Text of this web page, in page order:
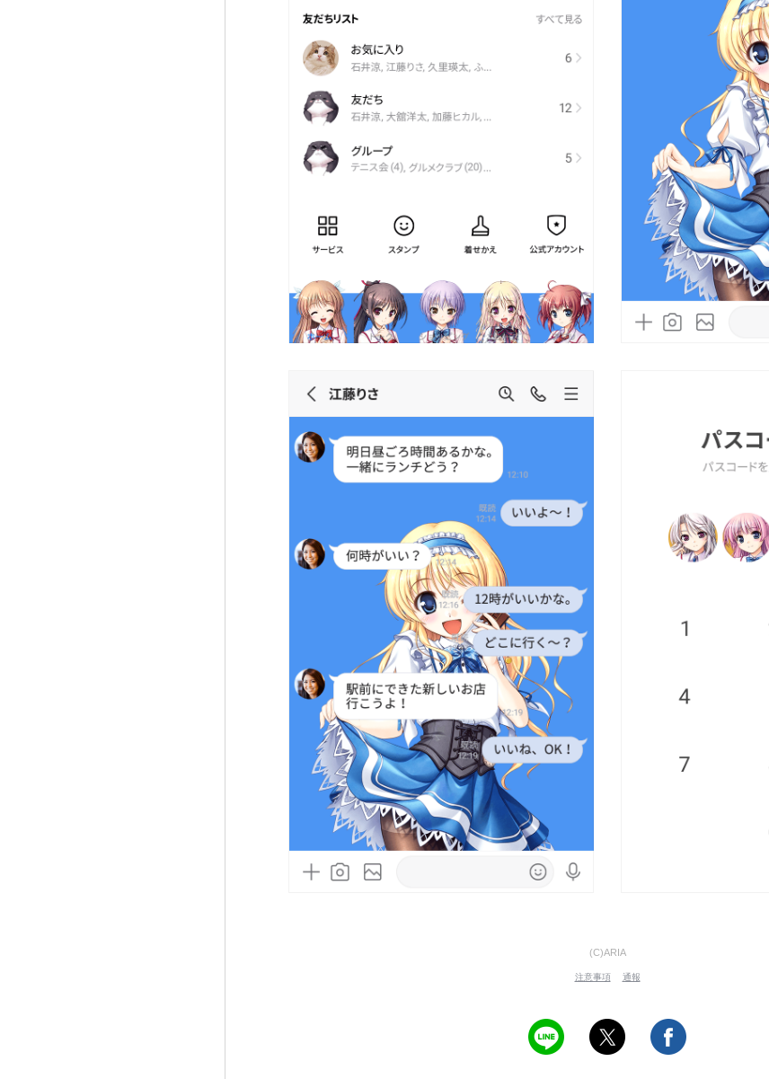
(C)ARIA
注意事項 通報